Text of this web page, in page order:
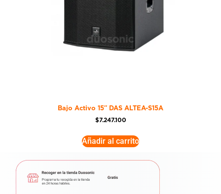
Bajo Activo 15″ DAS ALTEA-S15A
$7.247.100
Añadir al carrito